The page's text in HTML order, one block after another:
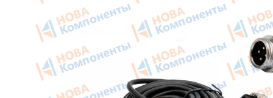
Приборные панели
Распродажа
Видеонаблюдение на транспорте GPS/